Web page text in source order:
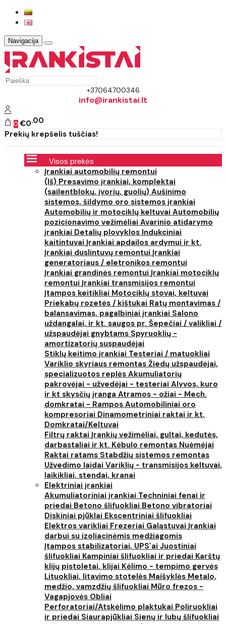
Navigacija
+37064700346
info@irankistai.lt
0 €0 00
Prekių krepšelis tuščias!
Visos prekės
Įrankiai automobilių remontui
(Iš) Presavimo įrankiai, komplektai
(sailentblokų, įvorių, guolių) Aušinimo
sistemos, šildymo oro sistemos įrankiai
Automobilių ir motociklų keltuvai Automobilių
pozicionavimo vežimėliai Avarinio atidarymo
įrankiai Detalių plovyklos Indukciniai
kaitintuvai Įrankiai apdailos ardymui ir kt.
Įrankiai duslintuvų remontui Įrankiai
generatoriaus / eletronikos remontui
Įrankiai grandinės remontui Įrankiai motociklų
remontui Įrankiai transmisijos remontui
Įtampos keitikliai Motociklų stovai, keltuvai
Priekabų rozetės / kištukai Ratų montavimas /
balansavimas, pagalbiniai įrankiai Salono
uždangalai, ir kt. saugos pr. Šepečiai / valikliai /
užspaudėjai gnybtams Spyruoklių -
amortizatorių suspaudėjai
Stiklų keitimo įrankiai Testeriai / matuokliai
Variklio skyriaus remontas Žiedų užspaudėjai,
specializuotos replės Akumuliatorių
pakrovėjai - užvedėjai - testeriai Alyvos, kuro
ir kt skysčių įranga Atramos - ožiai - Mech.
domkratai - Rampos Automobiliniai oro
kompresoriai Dinamometriniai raktai ir kt.
Domkratai/Keltuvai
Filtrų raktai Įrankių vežimėliai, gultai, kedutės,
darbastaliai ir kt. Kėbulo remontas Nuėmėjai
Raktai ratams Stabdžių sistemos remontas
Užvedimo laidai Variklių - transmisijos keltuvai,
laikikliai, stendai, kranai
Elektriniai įrankiai
Akumuliatoriniai įrankiai Techniniai fenai ir
priedai Betono šlifuokliai Betono vibratoriai
Diskiniai pjūklai Ekscentriniai šlifuokliai
Elektros varikliai Frezeriai Galąstuvai Įrankiai
darbui su izoliacinėmis medžiagomis
Įtampos stabilizatoriai, UPS`ai Juostiniai
šlifuokliai Kampiniai šlifuokliai ir priedai Karštų
klijų pistoletai, klijai Kėlimo - tempimo gervės
Lituokliai, litavimo stotelės Maišyklės Metalo,
medžio, vamzdžių šlifuokliai Mūro frezos -
Vagapjovės Obliai
Perforatoriai/Atskėlimo plaktukai Poliruokliai
ir priedai Siaurapjūkliai Sienų ir lubų šlifuokliai